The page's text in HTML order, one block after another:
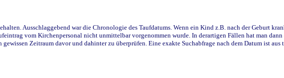
Ausschlaggebend war die Chronologie des Taufdatums. Wenn ein Kind z.B. nach der Geburt
vom Kirchenpersonal nicht unmittelbar vorgenommen wurde. In derartigen Fällen hat man
Zeitraum davor und dahinter zu überprüfen. Eine exakte Suchabfrage nach dem Datum ist